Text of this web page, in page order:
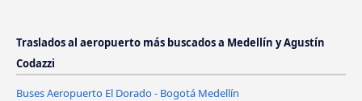
Traslados al aeropuerto más buscados a Medellín y Agustín
Codazzi
Buses Aeropuerto El Dorado - Bogotá Medellín